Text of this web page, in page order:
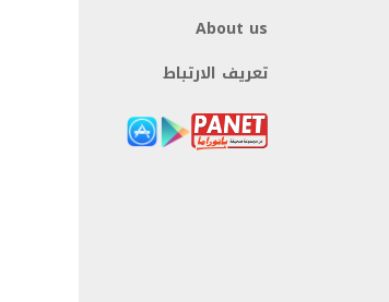
About us
تعريف الارتباط